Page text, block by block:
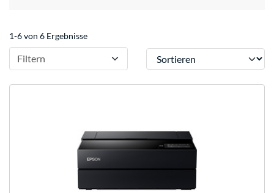
1-6 von 6 Ergebnisse
Filtern Sortieren